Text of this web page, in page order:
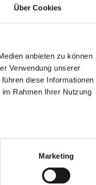
Über Cookies
anbieten zu können
Verwendung unserer
diese Informationen
Rahmen Ihrer Nutzung
Marketing